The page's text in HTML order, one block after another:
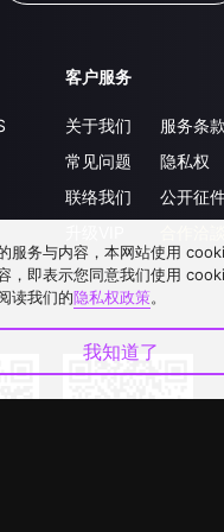
客户服务
关于我们
常见问题
联络我们
服务条款
隐私权
公开征
服务与内容，本网站使用
，即表示您同意我们使用
读我们的隐私权政策。
我知道了